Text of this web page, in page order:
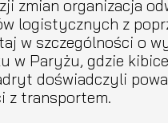
zmian organizacja
logistycznych z
w szczególności o
w Paryżu, gdzie
doświadczyli
z transportem.